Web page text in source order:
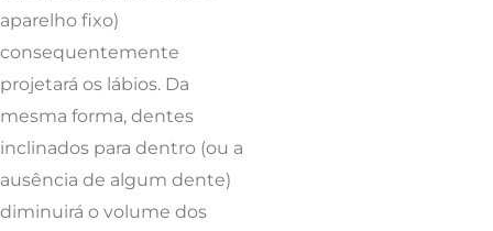
aparelho fixo)
consequentemente
projetará os lábios. Da
mesma forma, dentes
inclinados para dentro (ou a
ausência de algum dente)
diminuirá o volume dos